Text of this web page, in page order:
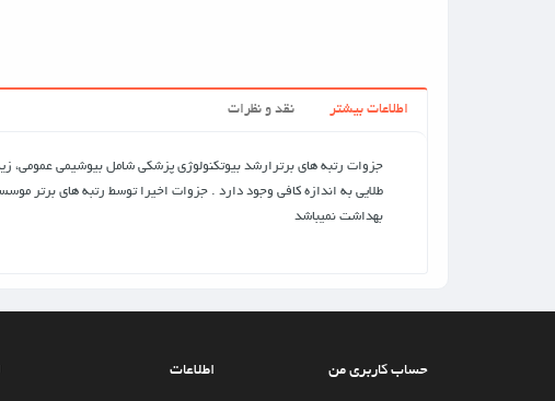
اطلاعات بيشتر نقد و نظرات
جزوات رتبه های برترارشد بیوتکنولوژی پزشکی شامل بیوشیمی عمومی،
طلایی به اندازه کافی وجود دارد . جزوات اخیرا توسط رتبه های برتر
بهداشت نمیباشد
اطلاعات حساب کاربری من